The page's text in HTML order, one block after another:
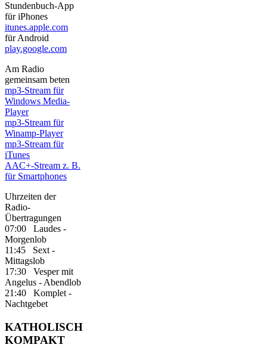
Stundenbuch-App
für iPhones
itunes.apple.com
für Android
play.google.com
Am Radio
gemeinsam beten
mp3-Stream für
Windows Media-
Player
mp3-Stream für
Winamp-Player
mp3-Stream für
iTunes
AAC+-Stream z. B.
für Smartphones
Uhrzeiten der
Radio-
Übertragungen
07:00 Laudes -
Morgenlob
11:45 Sext -
Mittagslob
17:30 Vesper mit
Angelus - Abendlob
21:40 Komplet -
Nachtgebet
KATHOLISCH
KOMPAKT